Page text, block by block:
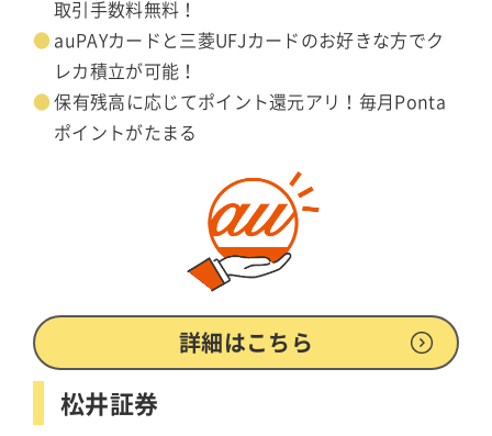
取引手数料無料！
auPAYカードと三菱UFJカードのお好きな方でク
レカ積立が可能！
保有残高に応じてポイント還元アリ！毎月Ponta
ポイントがたまる
詳細はこちら
松井証券